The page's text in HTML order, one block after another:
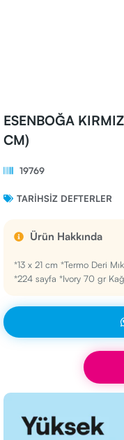
ESENBOĞA
CM)
19769
TARIHSIZ DEFTERLER
Ürün Hakkında
*13 x 21 cm *Termo Deri
*224 sayfa *Ivory 70 gr